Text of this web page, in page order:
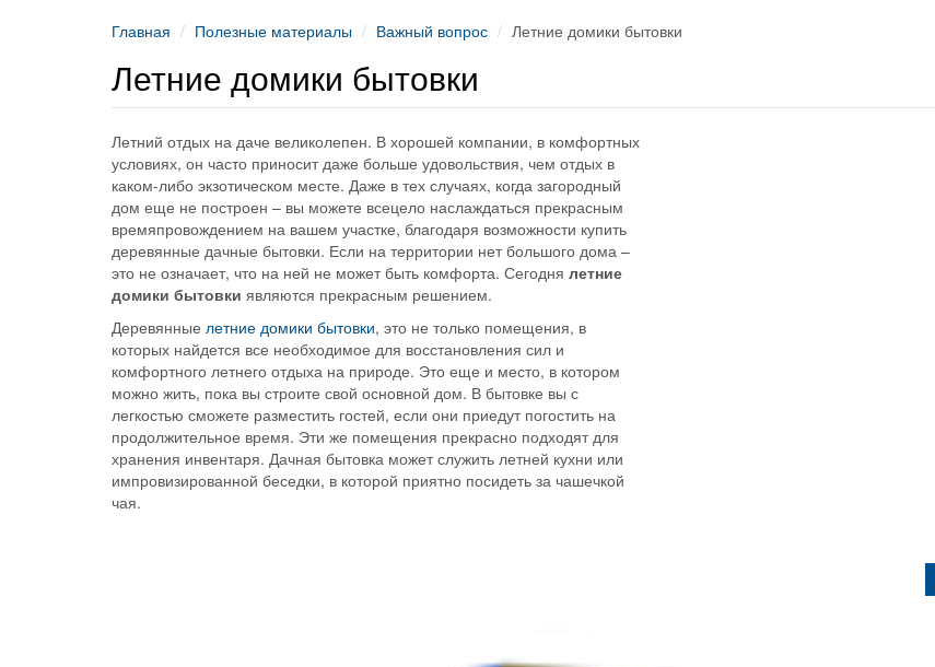
Главная Полезные материалы Важный вопрос Летние домики бытовки
Летние домики бытовки
Летний отдых на даче великолепен. В хорошей компании, в комфортных
условиях, он часто приносит даже больше удовольствия, чем отдых в
каком-либо экзотическом месте. Даже в тех случаях, когда загородный
дом еще не построен – вы можете всецело наслаждаться прекрасным
времяпровождением на вашем участке, благодаря возможности купить
деревянные дачные бытовки. Если на территории нет большого дома –
это не означает, что на ней не может быть комфорта. Сегодня летние
домики бытовки являются прекрасным решением.
Деревянные летние домики бытовки, это не только помещения, в
которых найдется все необходимое для восстановления сил и
комфортного летнего отдыха на природе. Это еще и место, в котором
можно жить, пока вы строите свой основной дом. В бытовке вы с
легкостью сможете разместить гостей, если они приедут погостить на
продолжительное время. Эти же помещения прекрасно подходят для
хранения инвентаря. Дачная бытовка может служить летней кухни или
импровизированной беседки, в которой приятно посидеть за чашечкой
чая.